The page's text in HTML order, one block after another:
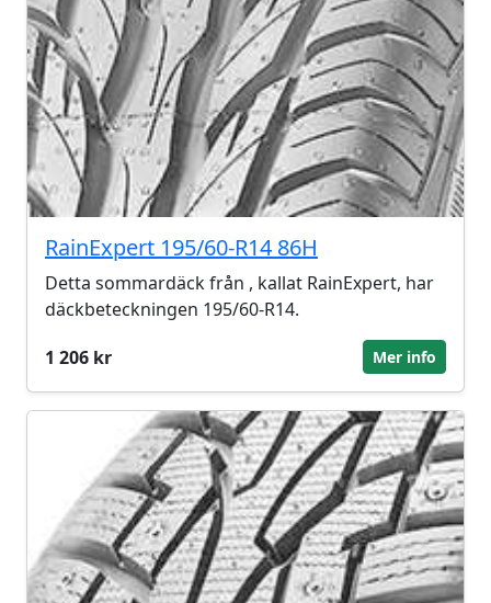
RainExpert 195/60-R14 86H
Detta sommardäck från , kallat RainExpert, har
däckbeteckningen 195/60-R14.
1 206 kr
Mer info